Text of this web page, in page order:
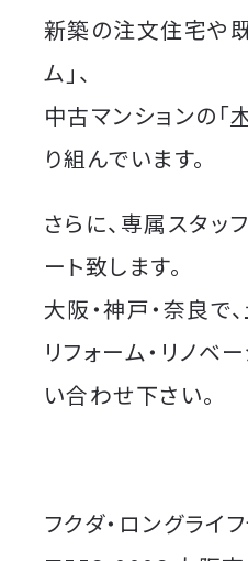
新築の注文住宅や
ム」、
中古マンションの「
り組んでいます。
さらに、専属スタッ
ート致します。
大阪・神戸・奈良で
リフォーム・リノ
い合わせ下さい。
フクダ・ロングライ